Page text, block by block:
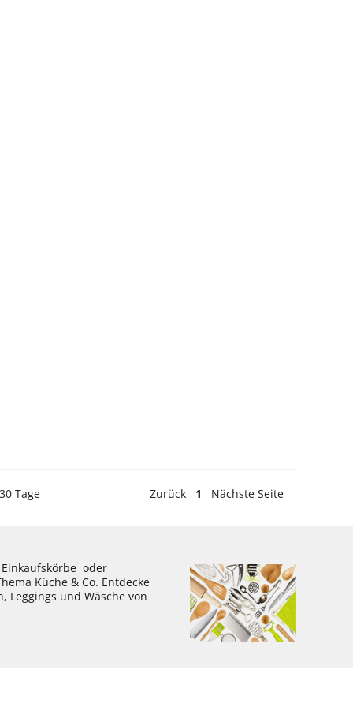
Tage Zurück 1 Nächste Seite
oder
Küche & Co. Entdecke
Leggings und Wäsche von